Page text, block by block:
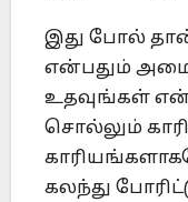
இது போல்
என்பதும்
உதவுங்கள்
சொல்லும்
கலந்து